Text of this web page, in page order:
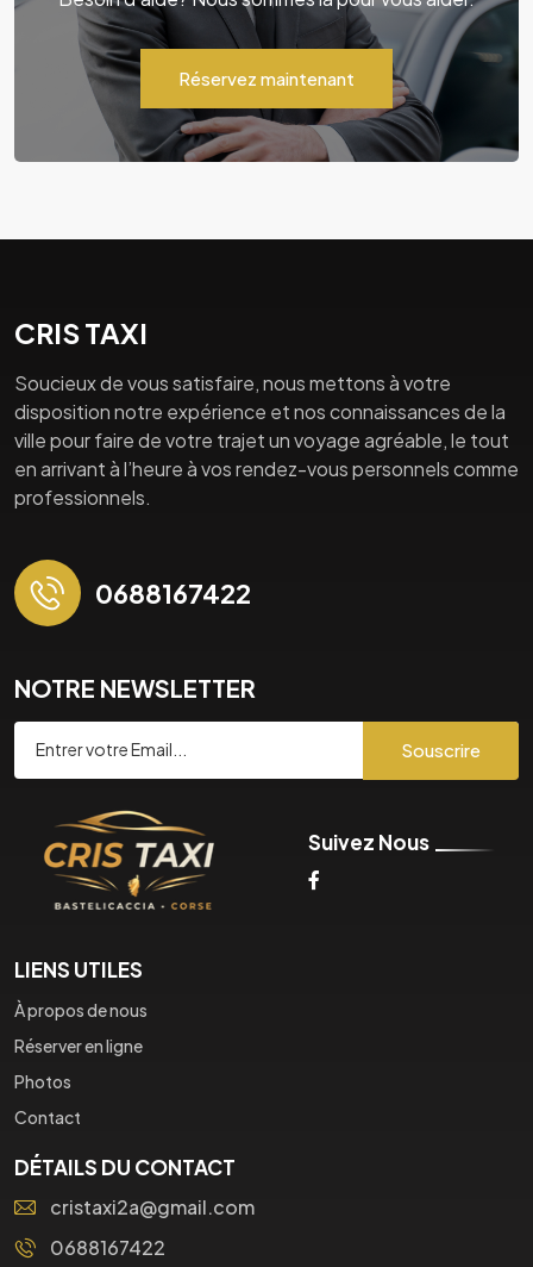
Réservez maintenant
CRIS TAXI
Soucieux de vous satisfaire, nous mettons à votre
disposition notre expérience et nos connaissances de la
ville pour faire de votre trajet un voyage agréable, le tout
en arrivant à l’heure à vos rendez-vous personnels comme
professionnels.
0688167422
NOTRE NEWSLETTER
Souscrire
Suivez Nous
LIENS UTILES
À propos de nous
Réserver en ligne
Photos
Contact
DÉTAILS DU CONTACT
cristaxi2a@gmail.com
0688167422